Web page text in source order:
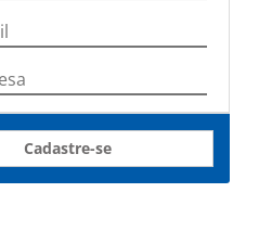
Cadastre-se